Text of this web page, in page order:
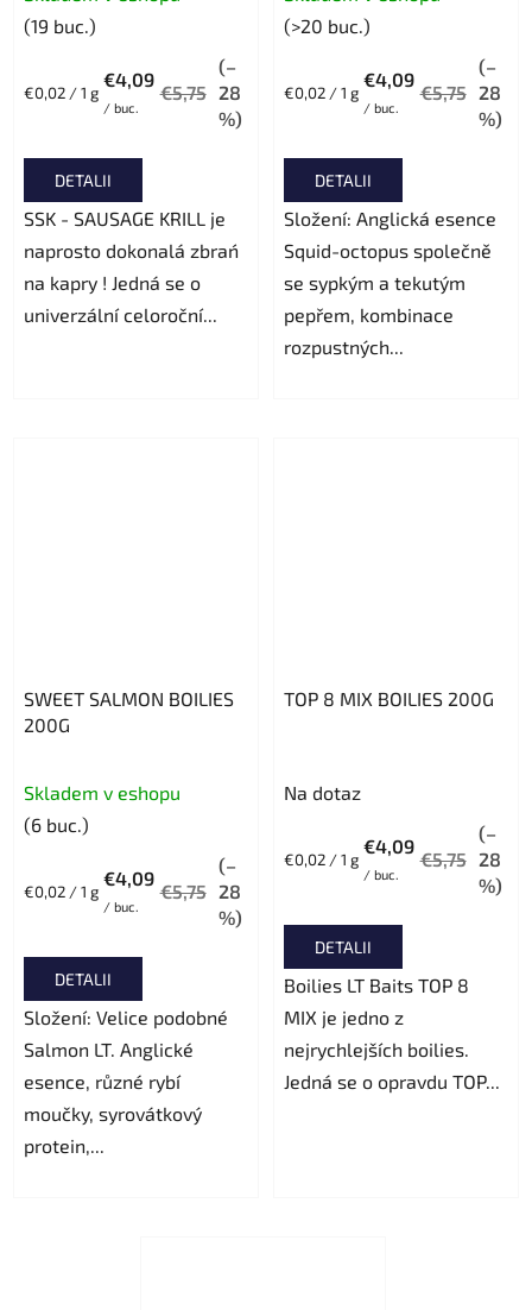
(19 buc.)
€4,09
/ buc.
€5,75
(–
28
%)
Evaluare
€0,02 / 1 g
DETALII
SSK - SAUSAGE KRILL je
naprosto dokonalá zbrań
na kapry ! Jedná se o
univerzální celoroční...
(>20 buc.)
€4,09
/ buc.
€5,75
(–
28
%)
Evaluare
€0,02 / 1 g
DETALII
Složení: Anglická esence
Squid-octopus společně
se sypkým a tekutým
pepřem, kombinace
rozpustných...
SWEET SALMON BOILIES
200G
medie
produsului
este
din
5
stele.
Skladem v eshopu
(6 buc.)
€4,09
/ buc.
€5,75
(–
28
%)
Evaluare
€0,02 / 1 g
DETALII
Složení: Velice podobné
Salmon LT. Anglické
esence, různé rybí
moučky, syrovátkový
protein,...
TOP 8 MIX BOILIES 200G
a
produsului
5,0
din
5
stele.
Na dotaz
€4,09
/ buc.
€5,75
(–
28
%)
Evaluare
€0,02 / 1 g
DETALII
Boilies LT Baits TOP 8
MIX je jedno z
nejrychlejších boilies.
Jedná se o opravdu TOP...